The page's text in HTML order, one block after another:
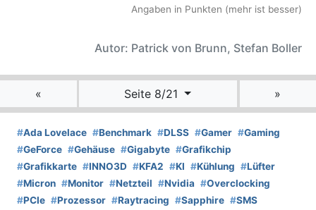
Angaben in Punkten (mehr ist besser)
Autor: Patrick von Brunn, Stefan Boller
« Seite 8/21 »
#Ada Lovelace #Benchmark #DLSS #Gamer #Gaming
#GeForce #Gehäuse #Gigabyte #Grafikchip
#Grafikkarte #INNO3D #KFA2 #KI #Kühlung #Lüfter
#Micron #Monitor #Netzteil #Nvidia #Overclocking
#PCIe #Prozessor #Raytracing #Sapphire #SMS